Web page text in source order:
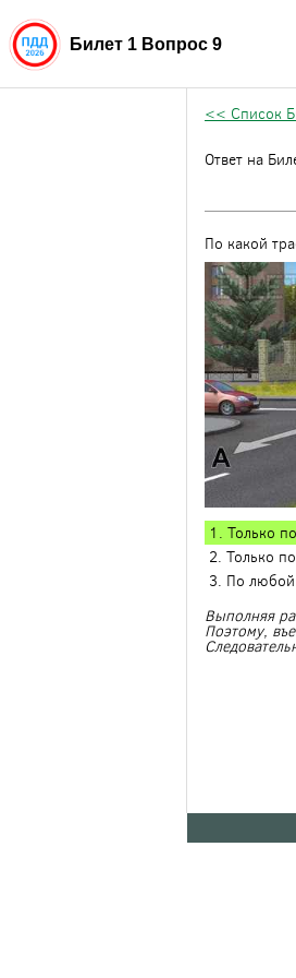
Билет 1 Вопрос 9
<< Список
Ответ на
По какой
1. Только
2. Только
3. По любой
Выполняя
Поэтому,